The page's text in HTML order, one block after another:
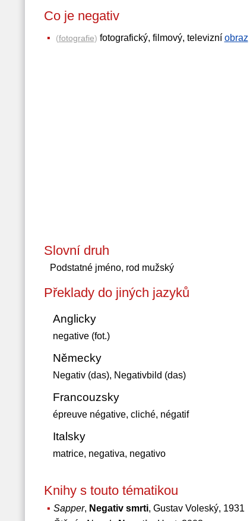
Co je negativ
(fotografie) fotografický, filmový, televizní obraz
Slovní druh
Podstatné jméno, rod mužský
Překlady do jiných jazyků
Anglicky
negative (fot.)
Německy
Negativ (das), Negativbild (das)
Francouzsky
épreuve négative, cliché, négatif
Italsky
matrice, negativa, negativo
Knihy s touto tématikou
Sapper, Negativ smrti, Gustav Voleský, 1931